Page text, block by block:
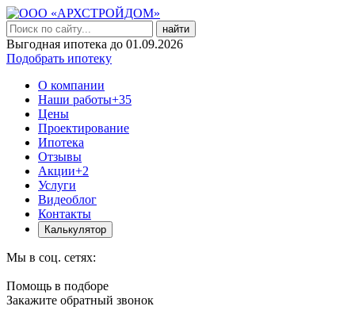
найти
Выгодная ипотека до 01.09.2026
Подобрать ипотеку
О компании
Наши работы+35
Цены
Проектирование
Ипотека
Отзывы
Акции+2
Услуги
Видеоблог
Контакты
Калькулятор
Мы в соц. сетях:
Помощь в подборе
Закажите обратный звонок